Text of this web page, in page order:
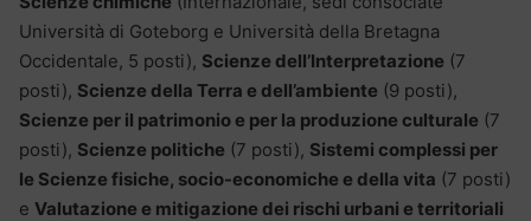
Università di Goteborg e Università della Bretagna
Occidentale, 5 posti), Scienze dell’Interpretazione (7
posti), Scienze della Terra e dell’ambiente (9 posti),
Scienze per il patrimonio e per la produzione culturale (7
posti), Scienze politiche (7 posti), Sistemi complessi per
le Scienze fisiche, socio-economiche e della vita (7 posti)
e Valutazione e mitigazione dei rischi urbani e territoriali